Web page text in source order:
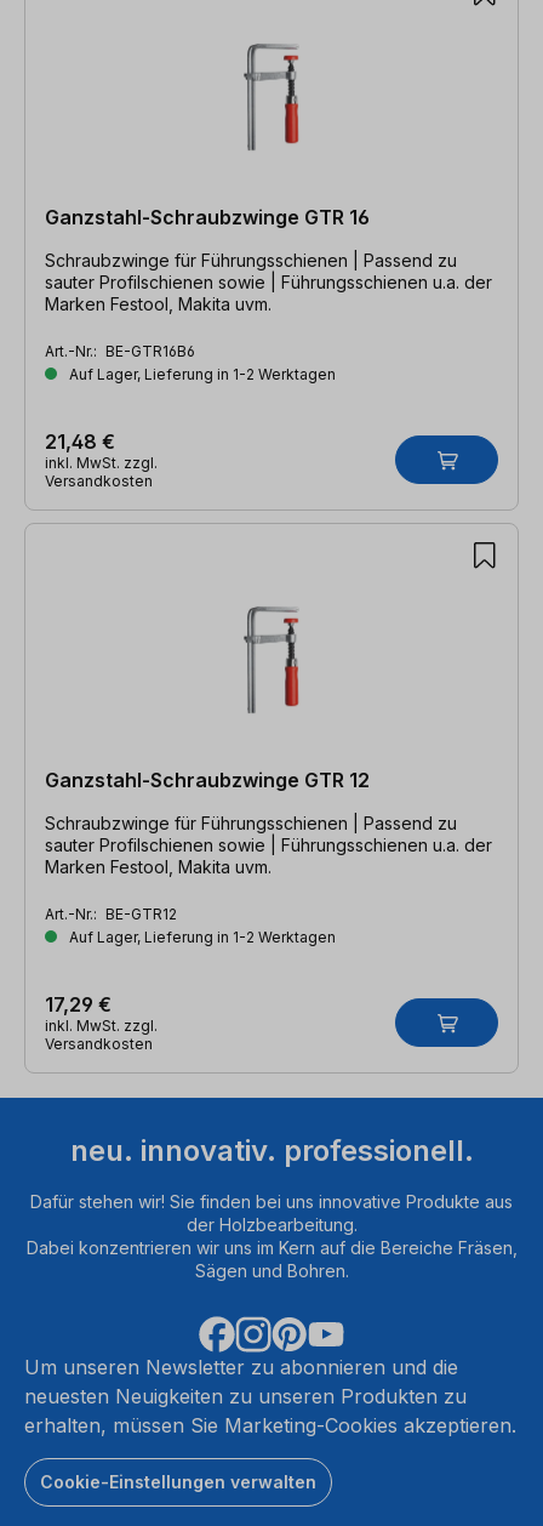
Ganzstahl-Schraubzwinge GTR 16
Schraubzwinge für Führungsschienen | Passend zu
sauter Profilschienen sowie | Führungsschienen u.a. der
Marken Festool, Makita uvm.
Art.-Nr.: BE-GTR16B6
Auf Lager, Lieferung in 1-2 Werktagen
21,48 €
inkl. MwSt. zzgl.
Versandkosten
Ganzstahl-Schraubzwinge GTR 12
Schraubzwinge für Führungsschienen | Passend zu
sauter Profilschienen sowie | Führungsschienen u.a. der
Marken Festool, Makita uvm.
Art.-Nr.: BE-GTR12
Auf Lager, Lieferung in 1-2 Werktagen
17,29 €
inkl. MwSt. zzgl.
Versandkosten
neu. innovativ. professionell.
Dafür stehen wir! Sie finden bei uns innovative Produkte aus
der Holzbearbeitung.
Dabei konzentrieren wir uns im Kern auf die Bereiche Fräsen,
Sägen und Bohren.
Um unseren Newsletter zu abonnieren und die
neuesten Neuigkeiten zu unseren Produkten zu
erhalten, müssen Sie Marketing-Cookies akzeptieren.
Cookie-Einstellungen verwalten